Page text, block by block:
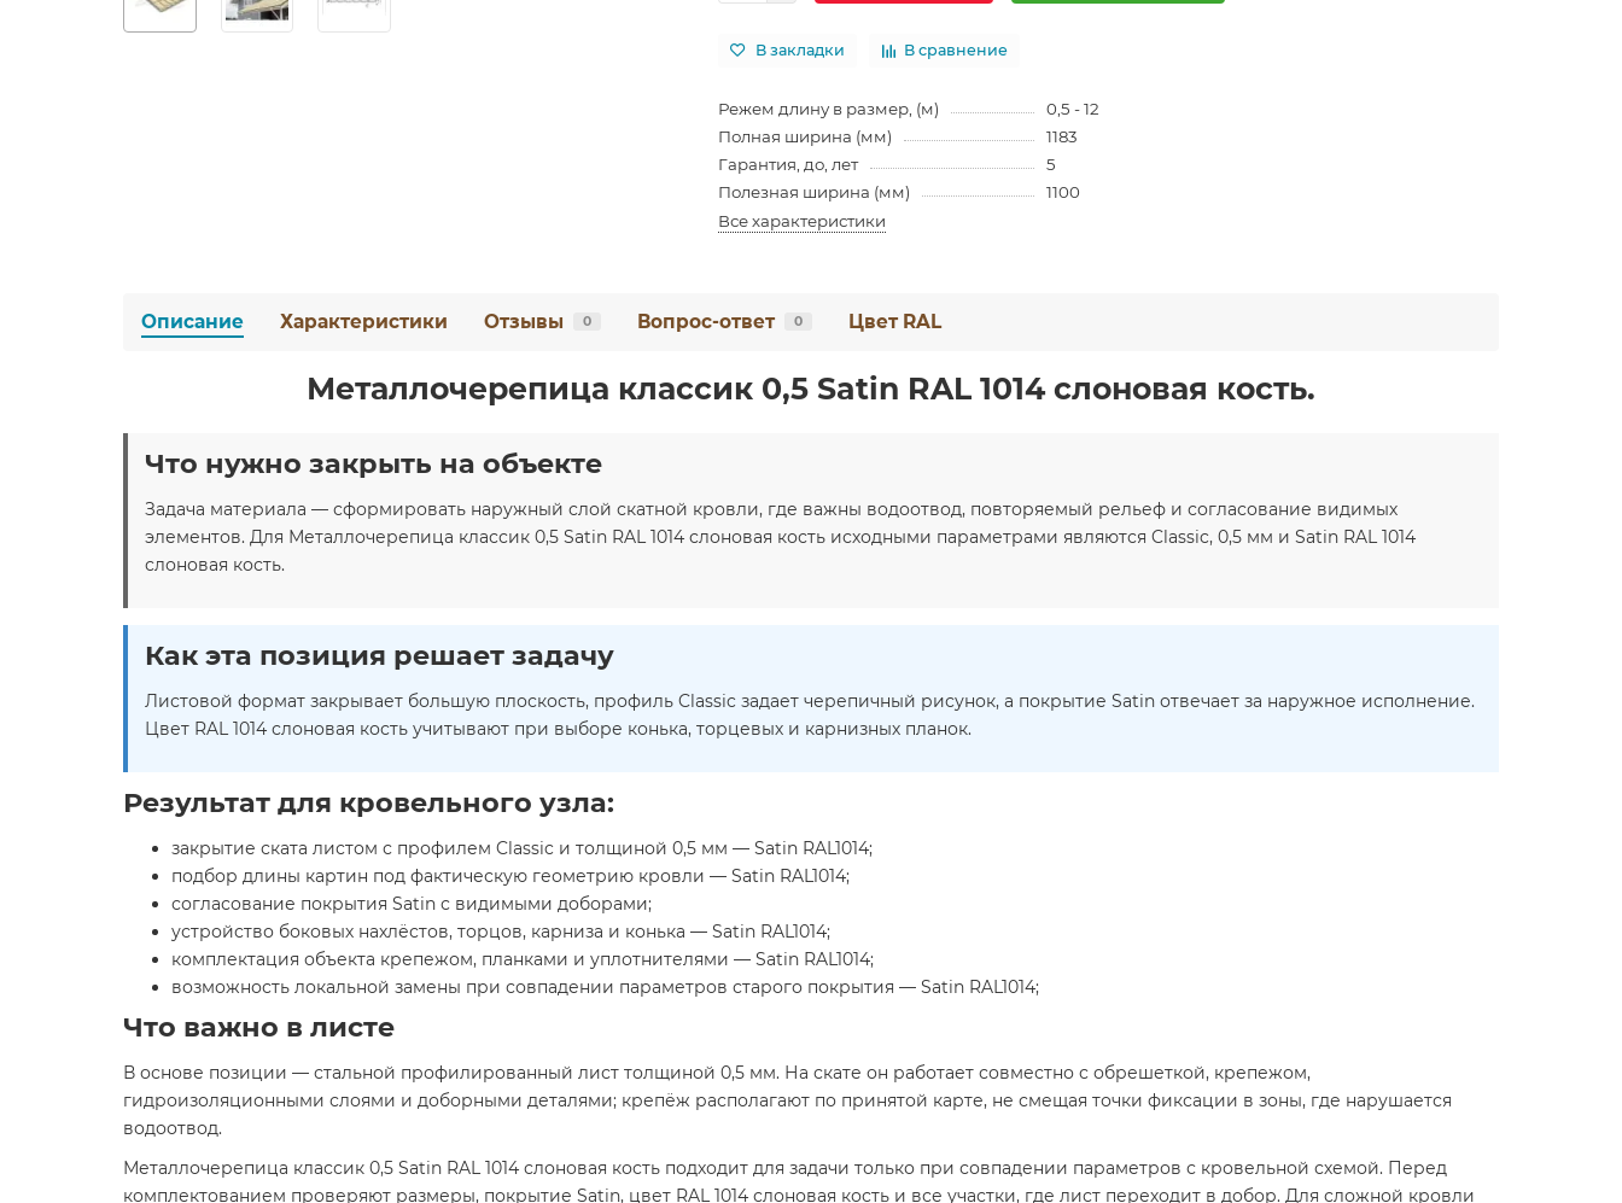
В закладки В сравнение
Режем длину в размер, (м)
0,5 - 12
Полная ширина (мм)
1183
Гарантия, до, лет
5
Полезная ширина (мм)
1100
Все характеристики
Описание Характеристики Отзывы 0 Вопрос-ответ 0 Цвет RAL
Металлочерепица классик 0,5 Satin RAL 1014 слоновая кость.
Что нужно закрыть на объекте
Задача материала — сформировать наружный слой скатной кровли, где важны водоотвод, повторяемый рельеф и согласование видимых
элементов. Для Металлочерепица классик 0,5 Satin RAL 1014 слоновая кость исходными параметрами являются Classic, 0,5 мм и Satin RAL 1014
слоновая кость.
Как эта позиция решает задачу
Листовой формат закрывает большую плоскость, профиль Classic задает черепичный рисунок, а покрытие Satin отвечает за наружное исполнение.
Цвет RAL 1014 слоновая кость учитывают при выборе конька, торцевых и карнизных планок.
Результат для кровельного узла:
закрытие ската листом с профилем Classic и толщиной 0,5 мм — Satin RAL1014;
подбор длины картин под фактическую геометрию кровли — Satin RAL1014;
согласование покрытия Satin с видимыми доборами;
устройство боковых нахлёстов, торцов, карниза и конька — Satin RAL1014;
комплектация объекта крепежом, планками и уплотнителями — Satin RAL1014;
возможность локальной замены при совпадении параметров старого покрытия — Satin RAL1014;
Что важно в листе
В основе позиции — стальной профилированный лист толщиной 0,5 мм. На скате он работает совместно с обрешеткой, крепежом,
гидроизоляционными слоями и доборными деталями; крепёж располагают по принятой карте, не смещая точки фиксации в зоны, где нарушается
водоотвод.
Металлочерепица классик 0,5 Satin RAL 1014 слоновая кость подходит для задачи только при совпадении параметров с кровельной схемой. Перед
комплектованием проверяют размеры, покрытие Satin, цвет RAL 1014 слоновая кость и все участки, где лист переходит в добор. Для сложной кровли